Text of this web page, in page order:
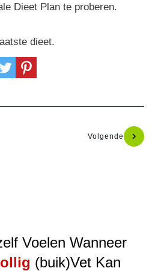
Dieet Plan te proberen.
dieet.
Volgende
Voelen Wanneer
(buik)Vet Kan